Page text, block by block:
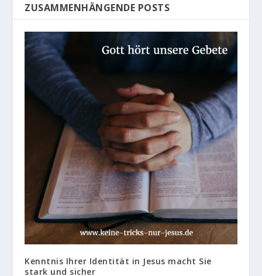
ZUSAMMENHÄNGENDE POSTS
Kenntnis Ihrer Identität in Jesus macht Sie
stark und sicher